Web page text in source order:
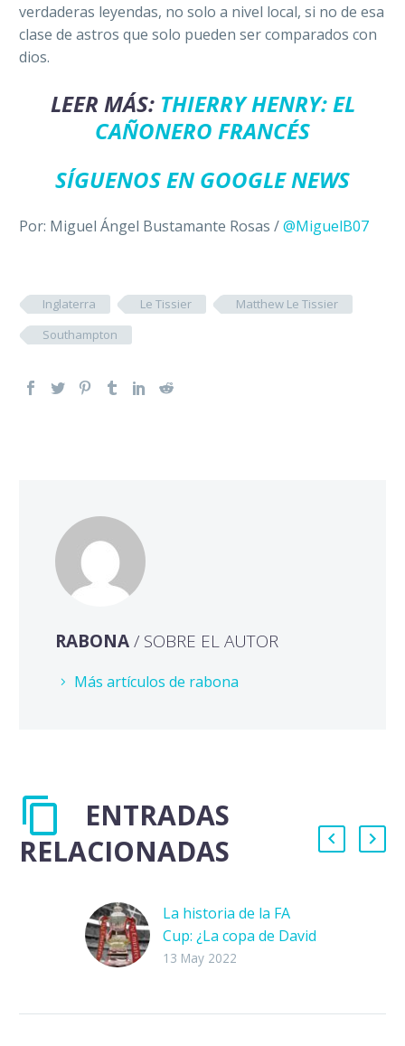
verdaderas leyendas, no solo a nivel local, si no de esa
clase de astros que solo pueden ser comparados con
dios.
LEER MÁS: THIERRY HENRY: EL
CAÑONERO FRANCÉS
SÍGUENOS EN GOOGLE NEWS
Por: Miguel Ángel Bustamante Rosas /@MiguelB07
Inglaterra Le Tissier
Matthew Le Tissier
Southampton
RABONA/ SOBRE EL AUTOR
Más artículos de rabona
ENTRADAS
RELACIONADAS
La historia de la FA
Cup: ¿La copa de David
y Goliat?
13 May 2022